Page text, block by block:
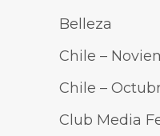
Belleza
Chile –
Chile –
Club Media